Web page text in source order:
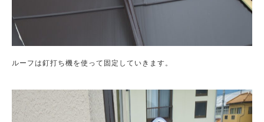
ルーフは釘打ち機を使って固定していきます。